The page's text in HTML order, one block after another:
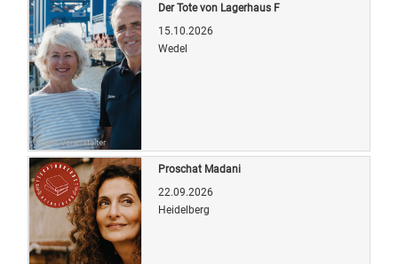
Quelle: Veranstalter
Der Tote von Lagerhaus F
15.10.2026
Wedel
Proschat Madani
22.09.2026
Heidelberg